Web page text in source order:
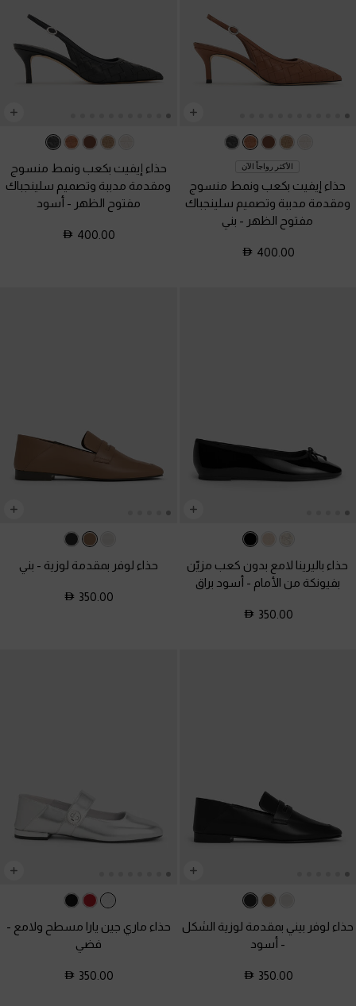
الأكثر رواجاً الآن
حذاء إيفيت بكعب ونمط منسوج
ومقدمة مدببة وتصميم سلينجباك
مفتوح الظهر - بني
400.00
حذاء إيفيت بكعب ونمط منسوج
ومقدمة مدببة وتصميم سلينجباك
مفتوح الظهر - أسود
400.00
حذاء باليرينا لامع بدون كعب مزيّن
بفيونكة من الأمام - أسود براق
350.00
حذاء لوفر بمقدمة لوزية - بني
350.00
حذاء لوفر بيني بمقدمة لوزية الشكل
- أسود
350.00
حذاء ماري جين يارا مسطح ولامع -
فضي
350.00